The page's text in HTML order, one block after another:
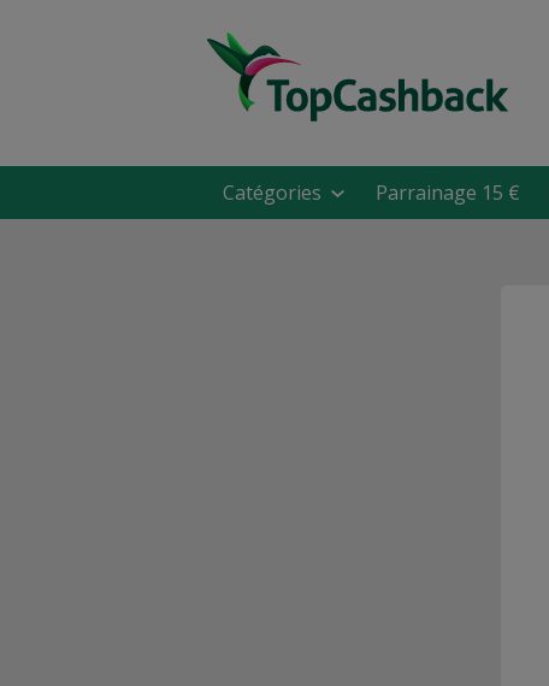
Catégories Parrainage 15 €